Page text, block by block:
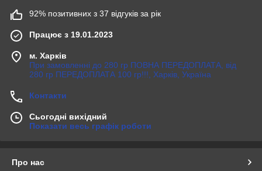
92% позитивних з 37 відгуків за рік
Працює з 19.01.2023
м. Харків
При замовленні до 280 гр ПОВНА ПЕРЕДОПЛАТА, від
280 гр ПЕРЕДОПЛАТА 100 гр!!!, Харків, Україна
Контакти
Сьогодні вихідний
Показати весь графік роботи
Про нас